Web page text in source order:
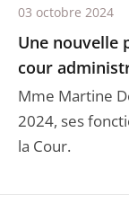
Une nouvelle
cour
Mme Martine
2024, ses
la Cour.
03 octobre 2024